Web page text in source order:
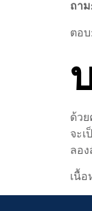
ถา
ตอ
ด้ว
จะ
ลอ
เนื้